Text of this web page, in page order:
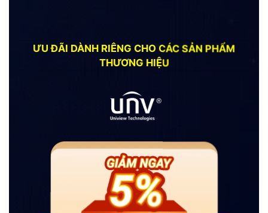
ƯU ĐÃI DÀNH RIÊNG CHO CÁC SẢN PHẨM
THƯƠNG HIỆU